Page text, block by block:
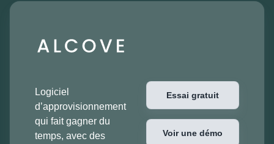
Logiciel
d’approvisionnement
qui fait gagner du
temps, avec des
Essai gratuit
Voir une démo